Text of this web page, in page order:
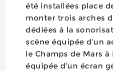
été installées place
monter trois arches
dédiées à la
scène équipée d’un
le Champs de Mars
équipée d’un écran